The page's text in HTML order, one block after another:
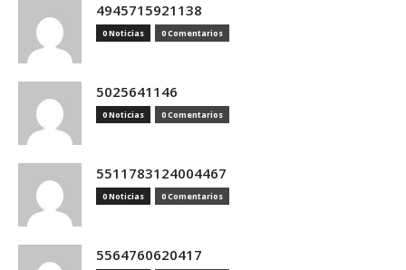
4945715921138
0 Noticias 0 Comentarios
5025641146
0 Noticias 0 Comentarios
5511783124004467
0 Noticias 0 Comentarios
5564760620417